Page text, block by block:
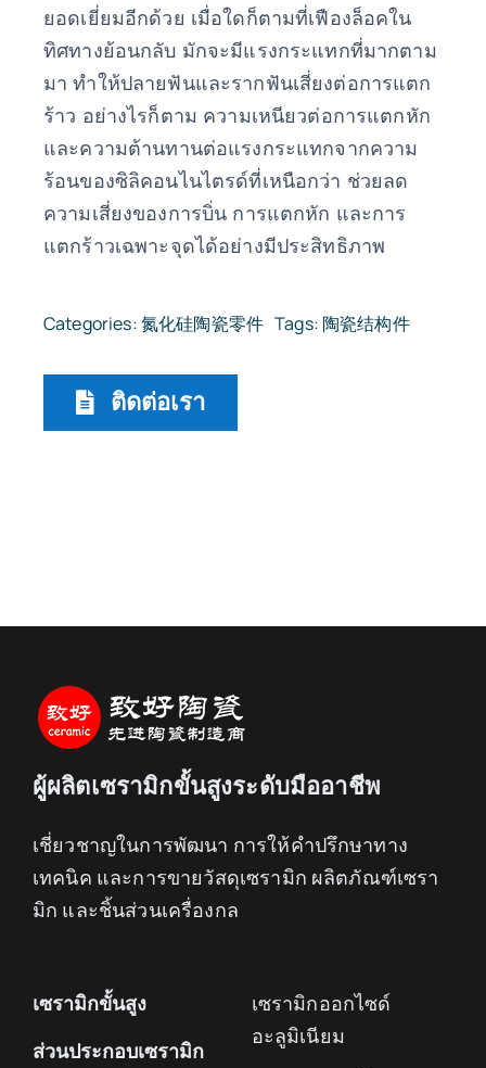
ยอดเยี่ยมอีกด้วย เมื่อใดก็ตามที่เฟืองล็อคใน
ทิศทางย้อนกลับ มักจะมีแรงกระแทกที่มากตาม
มา ทำให้ปลายฟันและรากฟันเสี่ยงต่อการแตก
ร้าว อย่างไรก็ตาม ความเหนียวต่อการแตกหัก
และความต้านทานต่อแรงกระแทกจากความ
ร้อนของซิลิคอนไนไตรด์ที่เหนือกว่า ช่วยลด
ความเสี่ยงของการบิ่น การแตกหัก และการ
แตกร้าวเฉพาะจุดได้อย่างมีประสิทธิภาพ
Categories:氮化硅陶瓷零件 Tags: 陶瓷结构件
ติดต่อเรา
ผู้ผลิตเซรามิกขั้นสูงระดับมืออาชีพ
เชี่ยวชาญในการพัฒนา การให้คำปรึกษาทาง
เทคนิค และการขายวัสดุเซรามิก ผลิตภัณฑ์เซรา
มิก และชิ้นส่วนเครื่องกล
เซรามิกขั้นสูง
ส่วนประกอบเซรามิก
เซรามิกออกไซด์
อะลูมิเนียม